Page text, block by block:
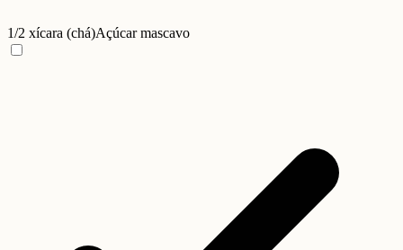
1/2 xícara (chá)Açúcar mascavo